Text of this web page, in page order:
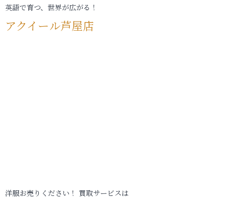
英語で育つ、世界が広がる！
アクイール芦屋店
洋服お売りください！ 買取サービスは